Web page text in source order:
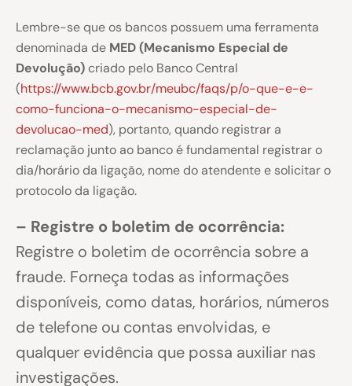
Lembre-se que os bancos possuem uma ferramenta
denominada de MED (Mecanismo Especial de
Devolução)criado pelo Banco Central
(https://www.bcb.gov.br/meubc/faqs/p/o-que-e-e-
como-funciona-o-mecanismo-especial-de-
devolucao-med), portanto, quando registrar a
reclamação junto ao banco é fundamental registrar o
dia/horário da ligação, nome do atendente e solicitar o
protocolo da ligação.
– Registre o boletim de ocorrência:
Registre o boletim de ocorrência sobre a
fraude. Forneça todas as informações
disponíveis, como datas, horários, números
de telefone ou contas envolvidas, e
qualquer evidência que possa auxiliar nas
investigações.